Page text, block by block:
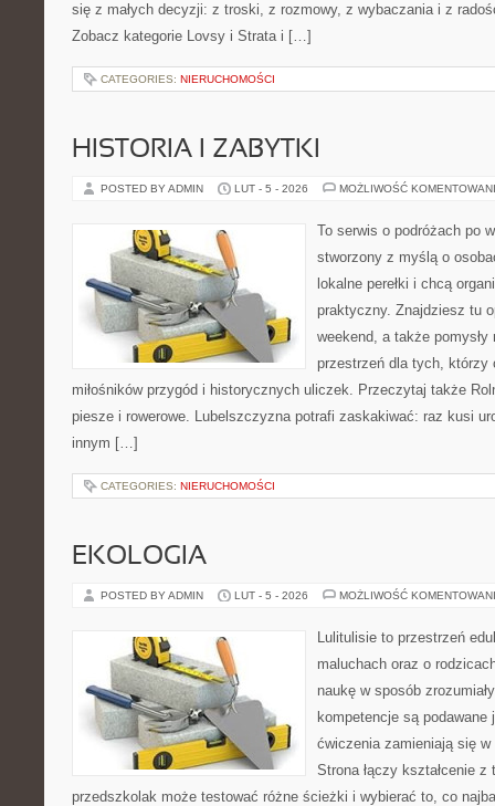
się z małych decyzji: z troski, z rozmowy, z wybaczania i z
Zobacz kategorie Lovsy i Strata i […]
CATEGORIES: NIERUCHOMOŚCI
HISTORIA I ZABYTKI
POSTED BY ADMIN LUT - 5 - 2026 MOŻLIWOŚĆ
To serwis o podróżach po
stworzony z myślą o
lokalne perełki i chcą
praktyczny. Znajdziesz tu
weekend, a także
przestrzeń dla tych, którzy
miłośników przygód i historycznych uliczek. Przeczytaj także
piesze i rowerowe. Lubelszczyzna potrafi zaskakiwać: raz kusi
innym […]
CATEGORIES: NIERUCHOMOŚCI
EKOLOGIA
POSTED BY ADMIN LUT - 5 - 2026 MOŻLIWOŚĆ
Lulitulisie to przestrzeń
maluchach oraz o
naukę w sposób
kompetencje są podawane
ćwiczenia zamieniają się
Strona łączy kształcenie
przedszkolak może testować różne ścieżki i wybierać to, co